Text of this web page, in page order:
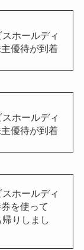
ホールディ
優待が到着
ホールディ
優待が到着
ホールディ
を使って
帰りしまし